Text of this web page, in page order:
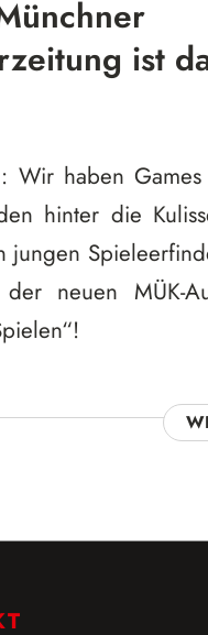
ist
Wir haben
hinter die
jungen
neuen MÜK-